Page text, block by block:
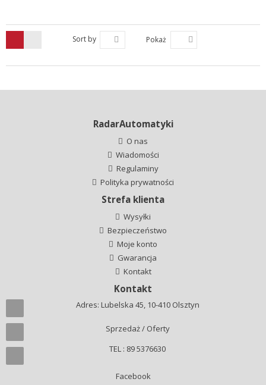
Sort by Pokaż
RadarAutomatyki
O nas
Wiadomości
Regulaminy
Polityka prywatności
Strefa klienta
Wysyłki
Bezpieczeństwo
Moje konto
Gwarancja
Kontakt
Kontakt
Adres: Lubelska 45, 10-410 Olsztyn
Sprzedaż / Oferty
TEL : 89 5376630
Facebook